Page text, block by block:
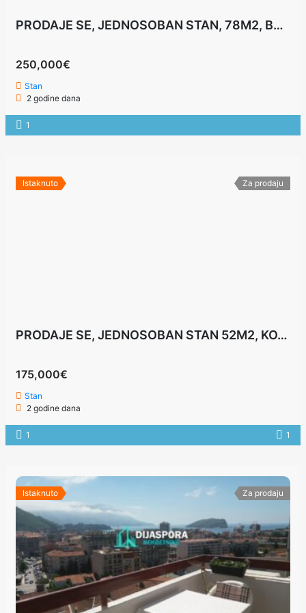
PRODAJE SE, JEDNOSOBAN STAN, 78M2, BUDVA
250,000€
Stan
2 godine dana
1
Istaknuto Za prodaju
PRODAJE SE, JEDNOSOBAN STAN 52M2, KOTOR
175,000€
Stan
2 godine dana
1 1
Istaknuto Za prodaju